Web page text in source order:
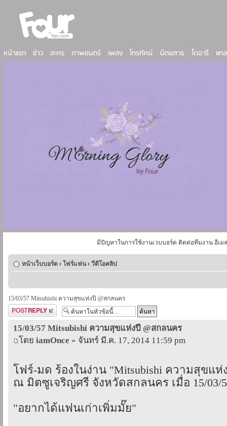
มีปัญหาในการใช้งานเวบบอร์ด ติดต่อทีมงาน อีเม
หน้าเว็บบอร์ด ‹ โฟร์แฟน ‹ วีดีโอคลิป
15/03/57 Mitsubishi ความสุขแห่งปี @สกลนคร
ตอบกระทู้
15/03/57 Mitsubishi ความสุขแห่งปี @สกลนคร
โดย iamOnce » จันทร์ มี.ค. 17, 2014 11:59 pm
โฟร์-มด ร้องในง่าน "Mitsubishi ความสุขแห่
ณ มิตซูเจริญศรี จังหวัดสกลนคร เมื่อ 15/03/
"อยากได้แฟนเก่าเพิ่มมั๊ย"